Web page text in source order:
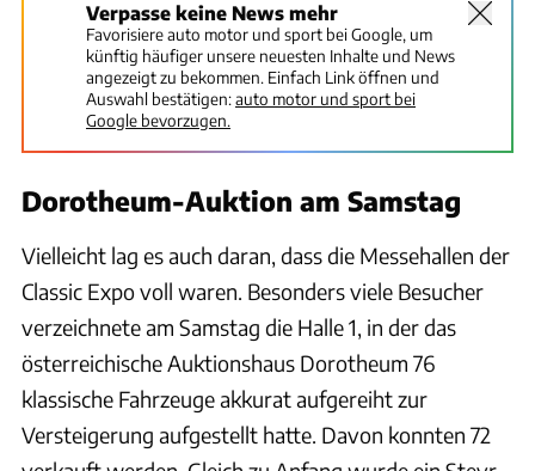
Verpasse keine News mehr
Favorisiere auto motor und sport bei Google, um
künftig häufiger unsere neuesten Inhalte und News
angezeigt zu bekommen. Einfach Link öffnen und
Auswahl bestätigen:auto motor und sport bei
Google bevorzugen.
Dorotheum-Auktion am Samstag
Vielleicht lag es auch daran, dass die Messehallen der
Classic Expo voll waren. Besonders viele Besucher
verzeichnete am Samstag die Halle 1, in der das
österreichische Auktionshaus Dorotheum 76
klassische Fahrzeuge akkurat aufgereiht zur
Versteigerung aufgestellt hatte. Davon konnten 72